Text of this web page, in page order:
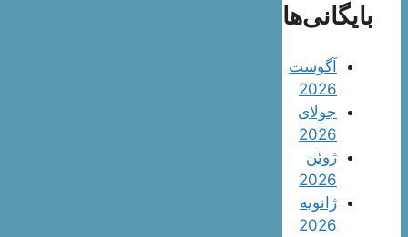
بایگانی‌ها
آگوست
2026
جولای
2026
ژوئن
2026
ژانویه
2026